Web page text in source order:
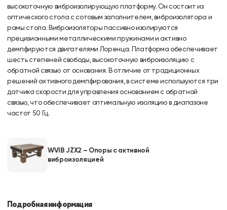
высокоточную виброизолирующую платформу. Он состоит из
оптического стола с сотовым заполнителем, виброизолятора и
рамы стола. Виброизоляторы пассивно изолируются
прецизионными металлическими пружинами и активно
демпфируются двигателями Лоренца. Платформа обеспечивает
шесть степеней свободы, высокоточную виброизоляцию с
обратной связью от основания. В отличие от традиционных
решений активного демпфирования, в системе используются три
датчика скорости для управления основанием с обратной
связью, что обеспечивает оптимальную изоляцию в диапазоне
частот 50 Гц.
WVIB JZX2 – Опоры с активной
виброизоляцией
Подробная информация